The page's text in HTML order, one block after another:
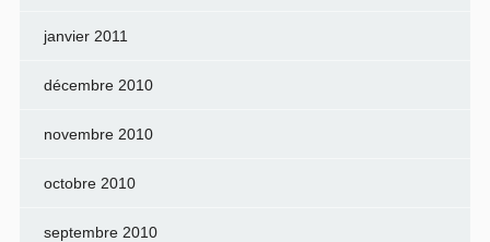
janvier 2011
décembre 2010
novembre 2010
octobre 2010
septembre 2010